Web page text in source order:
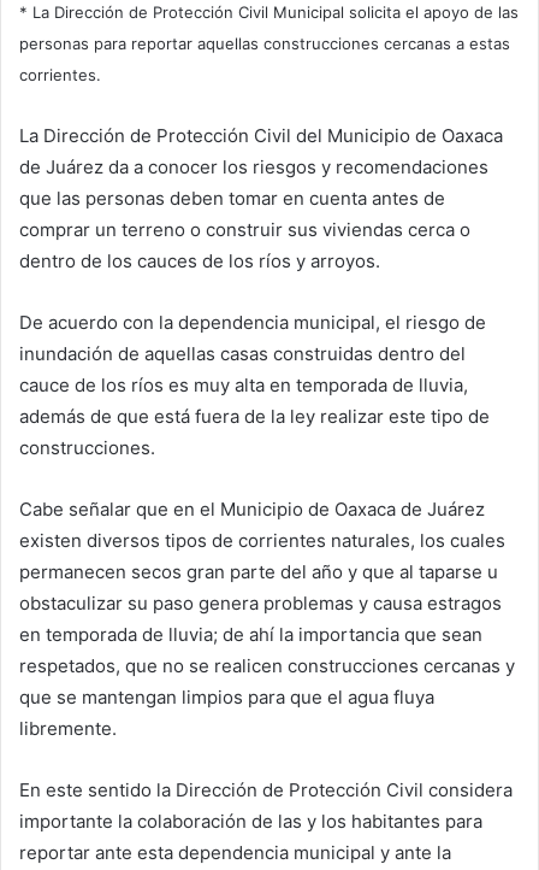
* La Dirección de Protección Civil Municipal solicita el apoyo de las
personas para reportar aquellas construcciones cercanas a estas
corrientes.
La Dirección de Protección Civil del Municipio de Oaxaca
de Juárez da a conocer los riesgos y recomendaciones
que las personas deben tomar en cuenta antes de
comprar un terreno o construir sus viviendas cerca o
dentro de los cauces de los ríos y arroyos.
De acuerdo con la dependencia municipal, el riesgo de
inundación de aquellas casas construidas dentro del
cauce de los ríos es muy alta en temporada de lluvia,
además de que está fuera de la ley realizar este tipo de
construcciones.
Cabe señalar que en el Municipio de Oaxaca de Juárez
existen diversos tipos de corrientes naturales, los cuales
permanecen secos gran parte del año y que al taparse u
obstaculizar su paso genera problemas y causa estragos
en temporada de lluvia; de ahí la importancia que sean
respetados, que no se realicen construcciones cercanas y
que se mantengan limpios para que el agua fluya
libremente.
En este sentido la Dirección de Protección Civil considera
importante la colaboración de las y los habitantes para
reportar ante esta dependencia municipal y ante la